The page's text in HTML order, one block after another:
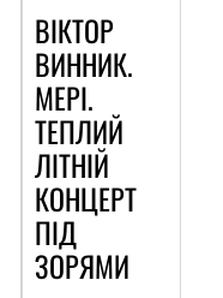
ВІКТОР
ВИННИК.
МЕРІ.
ТЕПЛИЙ
ЛІТНІЙ
КОНЦЕРТ
ПІД
ЗОРЯМИ